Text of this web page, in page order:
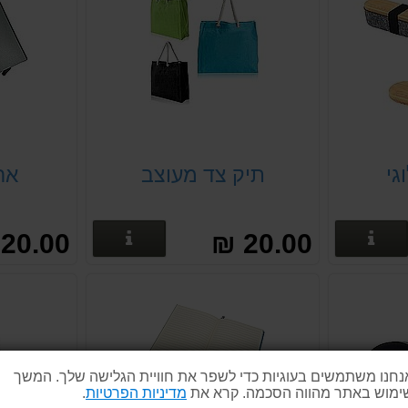
משתמשים בעוגיות כדי לשפר את חוויית הגלישה שלך. המשך
באתר מהווה הסכמה. קרא את מדיניות הפרטיות.
פרטים נוספים
תיק צד מעוצב
20.00 ₪ פרטים נוספים
20.00 ₪